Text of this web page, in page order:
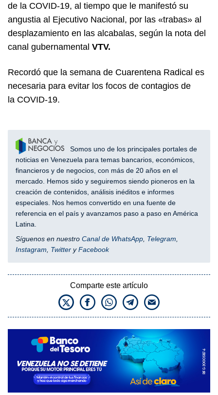
de la COVID-19, al tiempo que le manifestó su
angustia al Ejecutivo Nacional, por las «trabas» al
desplazamiento en las alcabalas, según la nota del
canal gubernamental VTV.
Recordó que la semana de Cuarentena Radical es
necesaria para evitar los focos de contagios de
la COVID-19.
Somos uno de los principales portales de
noticias en Venezuela para temas bancarios, económicos,
financieros y de negocios, con más de 20 años en el
mercado. Hemos sido y seguiremos siendo pioneros en la
creación de contenidos, análisis inéditos e informes
especiales. Nos hemos convertido en una fuente de
referencia en el país y avanzamos paso a paso en América
Latina.
Síguenos en nuestro Canal de WhatsApp Telegram
Instagram
Twitter yFacebook
Comparte este artículo